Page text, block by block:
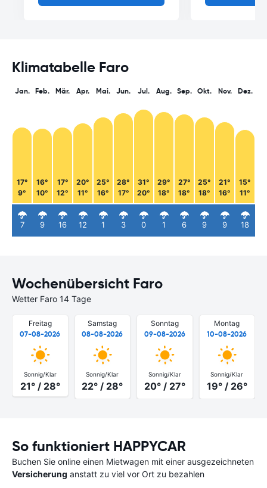
Klimatabelle Faro
Jan.
17°
9°
7
Feb.
16°
10°
9
Mär.
17°
12°
16
Apr.
20°
11°
12
Mai.
25°
16°
1
Jun.
28°
17°
3
Jul.
31°
20°
0
Aug.
29°
18°
1
Sep.
27°
18°
6
Okt.
25°
18°
9
Nov.
21°
16°
9
Dez.
15°
11°
18
Wochenübersicht Faro
Wetter Faro 14 Tage
Freitag
07-08-2026
Sonnig/Klar
21° / 28°
Samstag
08-08-2026
Sonnig/Klar
22° / 28°
Sonntag
09-08-2026
Sonnig/Klar
20° / 27°
Montag
10-08-2026
Sonnig/Klar
19° / 26°
So funktioniert HAPPYCAR
Buchen Sie online einen Mietwagen mit einer ausgezeichneten
Versicherung anstatt zu viel vor Ort zu bezahlen